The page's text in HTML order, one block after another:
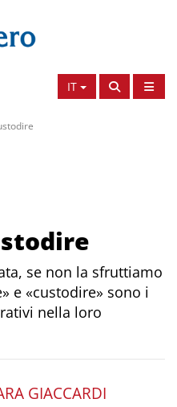
IT
se non la sfruttiamo
e «custodire» sono i
nella loro
GIACCARDI